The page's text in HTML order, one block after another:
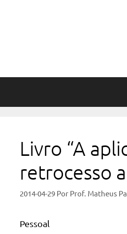
Livro “A
retrocesso
2014-04-29 Por Prof. Matheus
Pessoal